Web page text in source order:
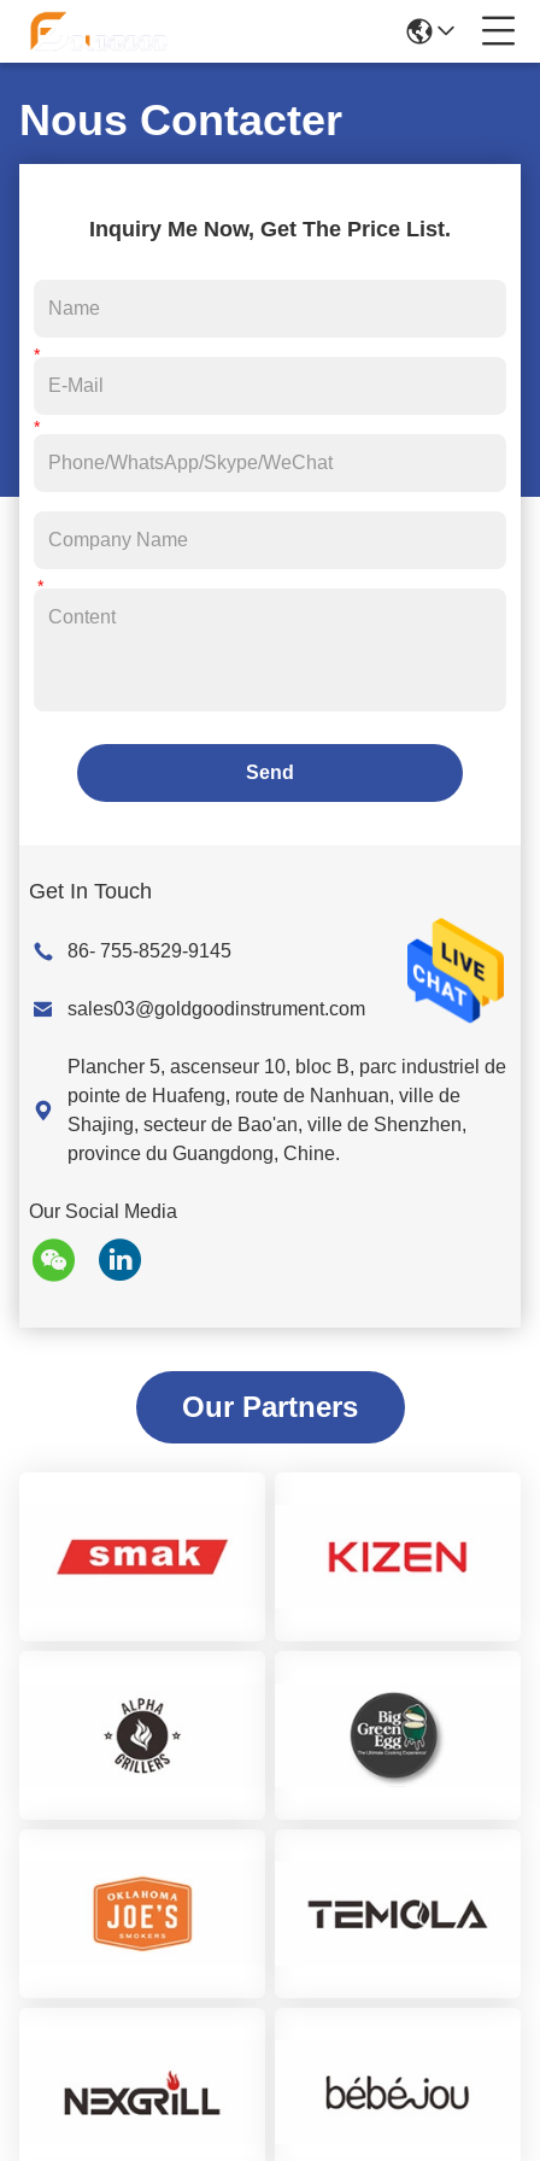
Nous Contacter
Inquiry Me Now, Get The Price List.
Send
Get In Touch
86- 755-8529-9145
 sales03@goldgoodinstrument.com

Plancher 5, ascenseur 10, bloc B, parc industriel de
pointe de Huafeng, route de Nanhuan, ville de
Shajing, secteur de Bao'an, ville de Shenzhen,
province du Guangdong, Chine.
Our Social Media
Our Partners